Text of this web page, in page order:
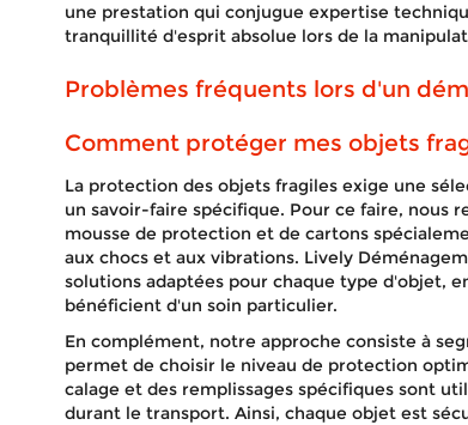
une prestation qui conjugue expertise
tranquillité d'esprit absolue lors de la
Problèmes fréquents lors d'un
Comment protéger mes objets
La protection des objets fragiles exige une
un savoir-faire spécifique. Pour ce faire, nous
mousse de protection et de cartons
aux chocs et aux vibrations. Lively
solutions adaptées pour chaque type d'objet,
bénéficient d'un soin particulier.
En complément, notre approche consiste à
permet de choisir le niveau de protection
calage et des remplissages spécifiques sont
durant le transport. Ainsi, chaque objet est